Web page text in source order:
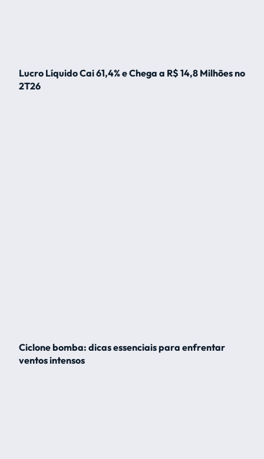
Lucro Líquido Cai 61,4% e Chega a R$ 14,8 Milhões no
2T26
Ciclone bomba: dicas essenciais para enfrentar
ventos intensos